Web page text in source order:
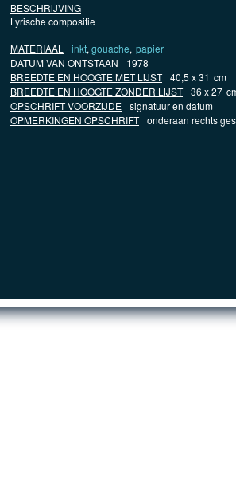
BESCHRIJVING
Lyrische compositie
MATERIAAL
inkt, gouache, papier
DATUM VAN ONTSTAAN
1978
BREEDTE EN HOOGTE MET LIJST 40,5 x 31 cm
BREEDTE EN HOOGTE ZONDER LIJST 36 x 27
OPSCHRIFT VOORZIJDE signatuur en datum
OPMERKINGEN OPSCHRIFT onderaan rechts